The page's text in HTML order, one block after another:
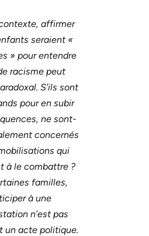
affirmer
seraient «
» pour entendre
racisme peut
S’ils sont
pour en subir
ne sont-
concernés
qui
à le combattre ?
familles,
à une
n’est pas
un acte politique.